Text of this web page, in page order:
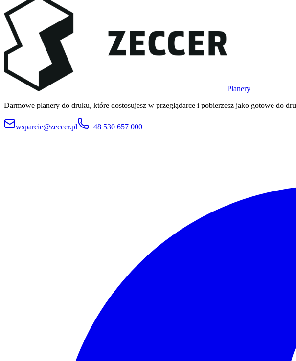
Planery
Darmowe planery do druku, które dostosujesz w przeglądarce i pobierzesz jako gotowe do
wsparcie@zeccer.pl +48 530 657 000